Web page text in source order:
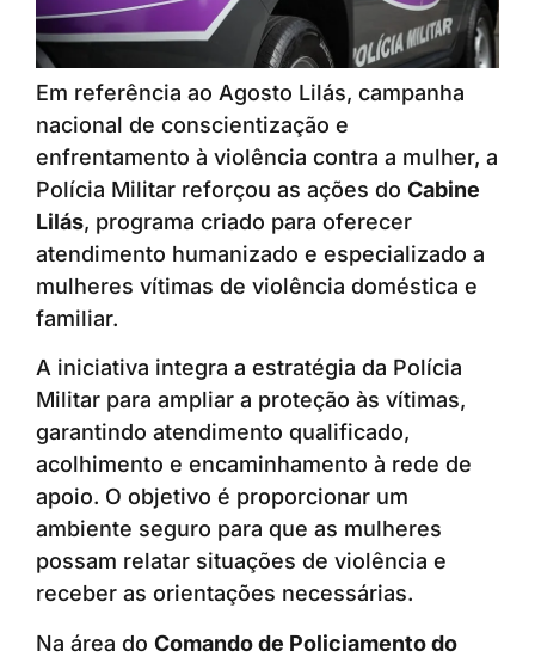
Em referência ao Agosto Lilás, campanha
nacional de conscientização e
enfrentamento à violência contra a mulher, a
Polícia Militar reforçou as ações do Cabine
Lilás, programa criado para oferecer
atendimento humanizado e especializado a
mulheres vítimas de violência doméstica e
familiar.
A iniciativa integra a estratégia da Polícia
Militar para ampliar a proteção às vítimas,
garantindo atendimento qualificado,
acolhimento e encaminhamento à rede de
apoio. O objetivo é proporcionar um
ambiente seguro para que as mulheres
possam relatar situações de violência e
receber as orientações necessárias.
Na área do Comando de Policiamento do